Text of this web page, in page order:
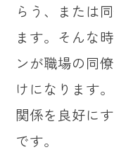
らう、または
ます。そんな
ンが職場の同
けになります
関係を良好に
です。